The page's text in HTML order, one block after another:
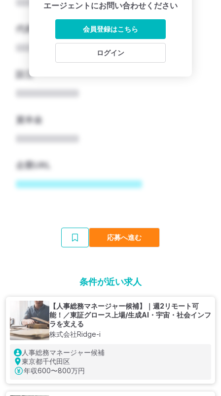
代表者
設立
資本金
企業URL
エージェントにお問い合わせください
会員登録はこちら
ログイン
応募へ進む
条件が近い求人
【人事総務マネージャー候補】｜週2リモート可
能！／東証グロース上場/生成AI・宇宙・社会インフ
ラを支える
株式会社Ridge-i
人事総務マネージャー候補
東京都千代田区
年収600〜800万円